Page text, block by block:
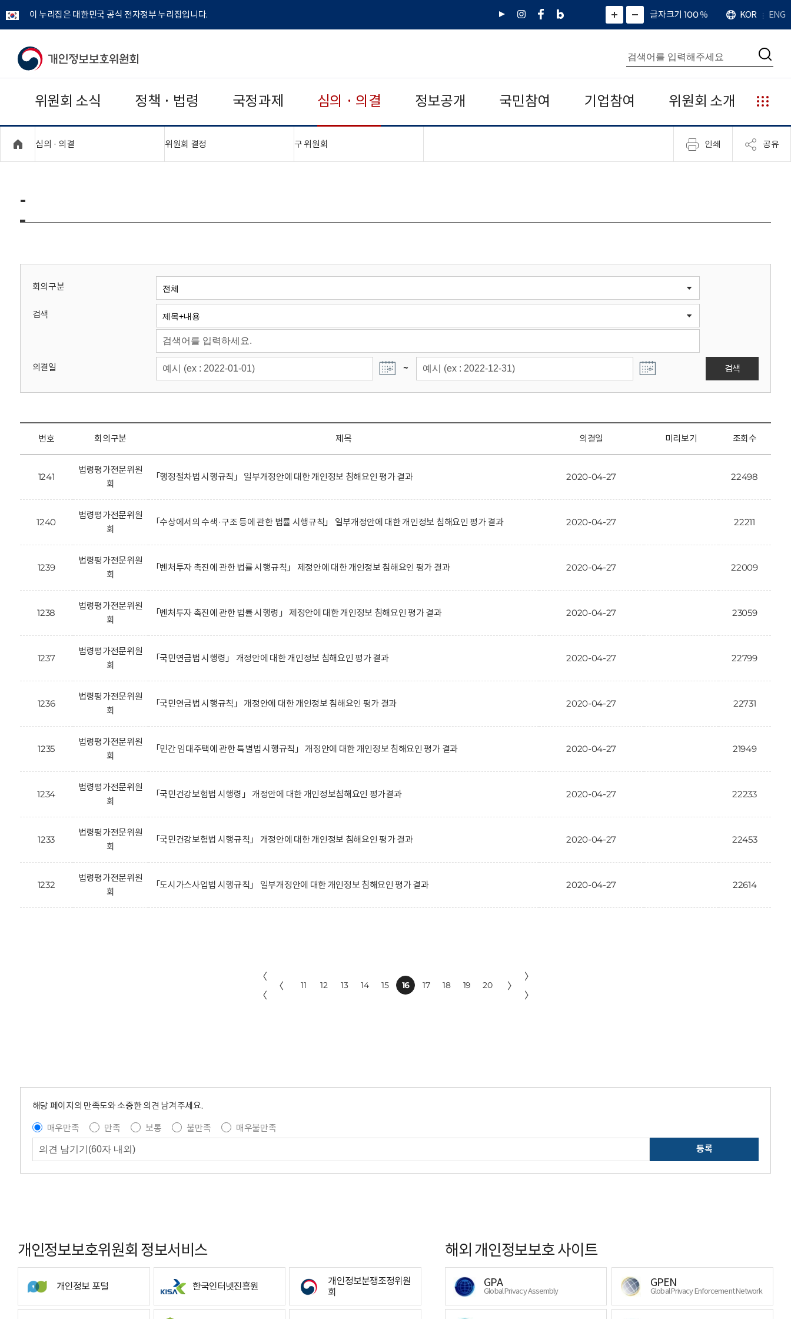
이 누리집은 대한민국 공식 전자정부 누리집입니다.
유
인
페
네
그
)
화
면
면
소
확
대
치
글자크기 100%
언
어
KOR ENG
개
보
보
위
회
통
합
검
색
검
위원회 소식 정책 · 법령 국정과제 심의 · 의결 정보공개 국민참여 기업참여 위원회 소개
누
리
집
안
심의 · 의결 위원회 결정 구 위원회 인쇄 공유
-
회의구분
검색
의결일 ~ 검색
번호 회의구분 제목 의결일 미리보기 조회수
1241
법령평가전문위원
회
「행정절차법 시행규칙」 일부개정안에 대한 개인정보 침해요인 평가 결과 2020-04-27 22498
1240
법령평가전문위원
회
「수상에서의 수색·구조 등에 관한 법률 시행규칙」 일부개정안에 대한 개인정보 침해요인 평가 결과 2020-04-27 22211
1239
법령평가전문위원
회
「벤처투자 촉진에 관한 법률 시행규칙」 제정안에 대한 개인정보 침해요인 평가 결과 2020-04-27 22009
1238
법령평가전문위원
회
「벤처투자 촉진에 관한 법률 시행령」 제정안에 대한 개인정보 침해요인 평가 결과 2020-04-27 23059
1237
법령평가전문위원
회
「국민연금법 시행령」 개정안에 대한 개인정보 침해요인 평가 결과 2020-04-27 22799
1236
법령평가전문위원
회
「국민연금법 시행규칙」 개정안에 대한 개인정보 침해요인 평가 결과 2020-04-27 22731
1235
법령평가전문위원
회
「민간 임대주택에 관한 특별법 시행규칙」 개정안에 대한 개인정보 침해요인 평가 결과 2020-04-27 21949
1234
법령평가전문위원
회
「국민건강보험법 시행령」 개정안에 대한 개인정보침해요인 평가결과 2020-04-27 22233
1233
법령평가전문위원
회
「국민건강보험법 시행규칙」 개정안에 대한 개인정보 침해요인 평가 결과 2020-04-27 22453
1232
법령평가전문위원
회
「도시가스사업법 시행규칙」 일부개정안에 대한 개인정보 침해요인 평가 결과 2020-04-27 22614
〈
〈
〈 11 12 13 14 15 16 17 18 19 20 〉
〉
〉
해당 페이지의 만족도와 소중한 의견 남겨주세요.
매우만족
만족 보통 불만족
매우불만족
등록
개인정보보호위원회 정보서비스
개인정보 포털 한국인터넷진흥원
개인정보분쟁조정위원
회
해외 개인정보보호 사이트
GPA
Global Privacy Assembly
GPEN
Global Privacy Enforcement Network